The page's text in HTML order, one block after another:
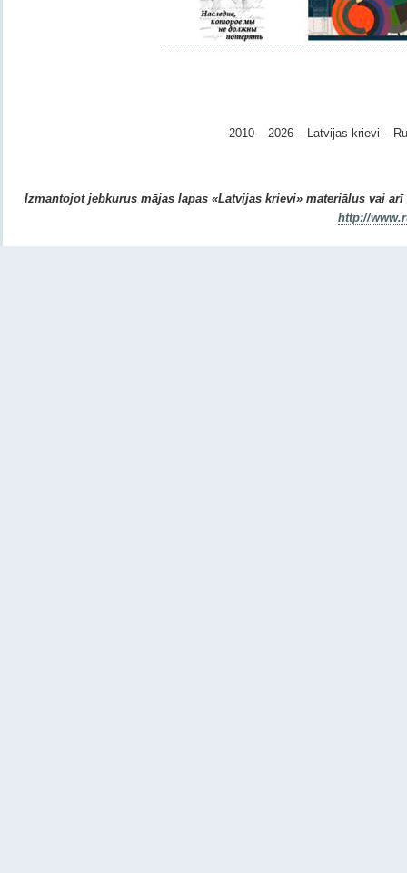
2010 – 2026 – Latvijas krievi –
Izmantojot jebkurus mājas lapas «Latvijas krievi» materiālus vai
http://